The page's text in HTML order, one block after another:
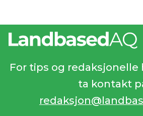
For tips og redaksjonelle
ta kontakt